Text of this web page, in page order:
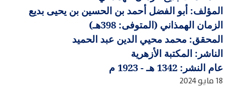
المؤلف: أبو الفضل أحمد بن الحسين بن يحيى بديع
الزمان الهمذاني (المتوفى: 398هـ)
المحقق: محمد محيي الدين عبد الحميد
الناشر: المكتبة الأزهرية
عام النشر: 1342 هـ - 1923 م
18 مايو 2024